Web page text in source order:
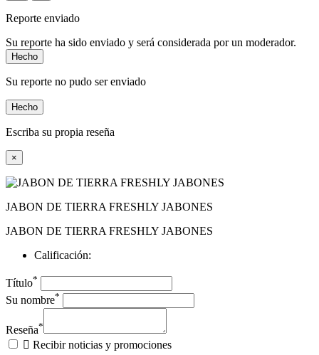
Reporte enviado
Su reporte ha sido enviado y será considerada por un moderador.
Hecho
Su reporte no pudo ser enviado
Hecho
Escriba su propia reseña
×
JABON DE TIERRA FRESHLY JABONES
JABON DE TIERRA FRESHLY JABONES
Calificación:
Título*
Su nombre*
Reseña*
 Recibir noticias y promociones